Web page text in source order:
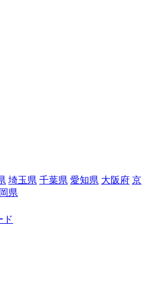
埼玉県 千葉県 愛知県 大阪府 京
県
ド